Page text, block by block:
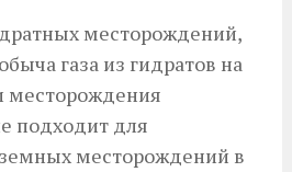
месторождений,
газа из гидратов на
месторождения
подходит для
месторождений в